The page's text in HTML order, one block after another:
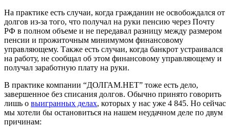
На практике есть случаи, когда гражданин не освобождался от
долгов из-за того, что получал на руки пенсию через Почту
РФ в полном объеме и не передавал разницу между размером
пенсии и прожиточным минимумом финансовому
управляющему. Также есть случаи, когда банкрот устраивался
на работу, не сообщал об этом финансовому управляющему и
получал заработную плату на руки.
В практике компании “ДОЛГАМ.НЕТ” тоже есть дело,
завершенное без списания долгов. Обычно принято говорить
лишь о выигранных делах, которых у нас уже 4 845. Но сейчас
мы хотели бы остановиться на нашем неудачном деле по двум
причинам: